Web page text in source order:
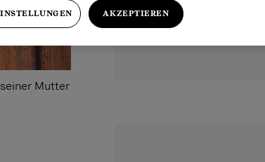
Mutter
AKZEPTIEREN